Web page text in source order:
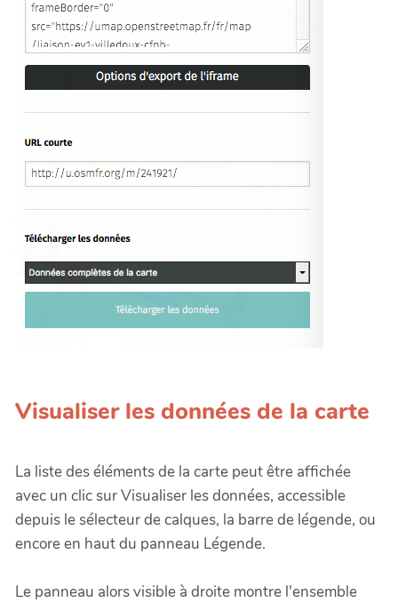
Visualiser les données de la carte
La liste des éléments de la carte peut être affichée
avec un clic sur Visualiser les données, accessible
depuis le sélecteur de calques, la barre de légende, ou
encore en haut du panneau Légende.
Le panneau alors visible à droite montre l'ensemble